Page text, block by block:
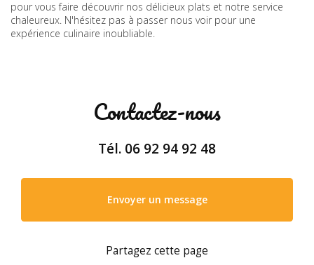
pour vous faire découvrir nos délicieux plats et notre service
chaleureux. N'hésitez pas à passer nous voir pour une
expérience culinaire inoubliable.
Contactez-nous
Tél. 06 92 94 92 48
Envoyer un message
Partagez cette page